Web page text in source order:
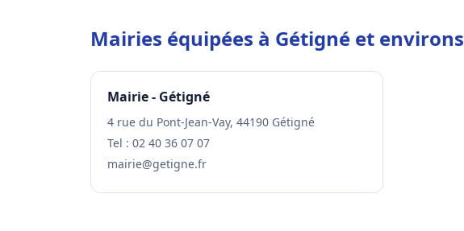
Mairies équipées à Gétigné et environs
Mairie - Gétigné
4 rue du Pont-Jean-Vay, 44190 Gétigné
Tel : 02 40 36 07 07
mairie@getigne.fr